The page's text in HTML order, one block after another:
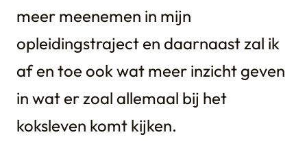
meer meenemen in mijn
opleidingstraject en daarnaast zal ik
af en toe ook wat meer inzicht geven
in wat er zoal allemaal bij het
koksleven komt kijken.